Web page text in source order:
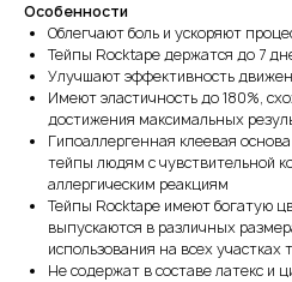
Особенности
Облегчают боль и ускоряют
Тейпы Rocktape держатся до 7
Улучшают эффективность
Имеют эластичность до 180%,
достижения максимальных
Гипоаллергенная клеевая
тейпы людям с чувствительной
аллергическим реакциям
Тейпы Rocktape имеют богатую
выпускаются в различных
использования на всех участках
Не содержат в составе латекс и